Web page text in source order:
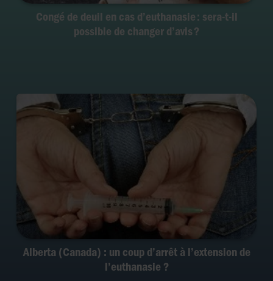
Congé de deuil en cas d’euthanasie : sera-t-il
possible de changer d’avis ?
Alberta (Canada) : un coup d’arrêt à l’extension de
l’euthanasie ?